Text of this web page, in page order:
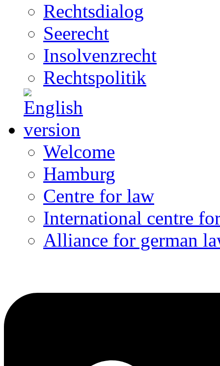
Rechtsdialog
Seerecht
Insolvenzrecht
Rechtspolitik
Welcome
Hamburg
Centre for law
International centre
Alliance for german